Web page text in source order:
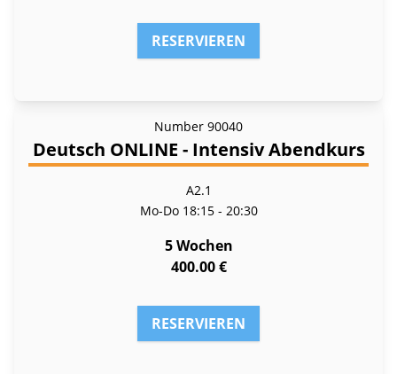
RESERVIEREN
Number 90040
Deutsch ONLINE - Intensiv Abendkurs
A2.1
Mo-Do 18:15 - 20:30
5 Wochen
400.00 €
RESERVIEREN